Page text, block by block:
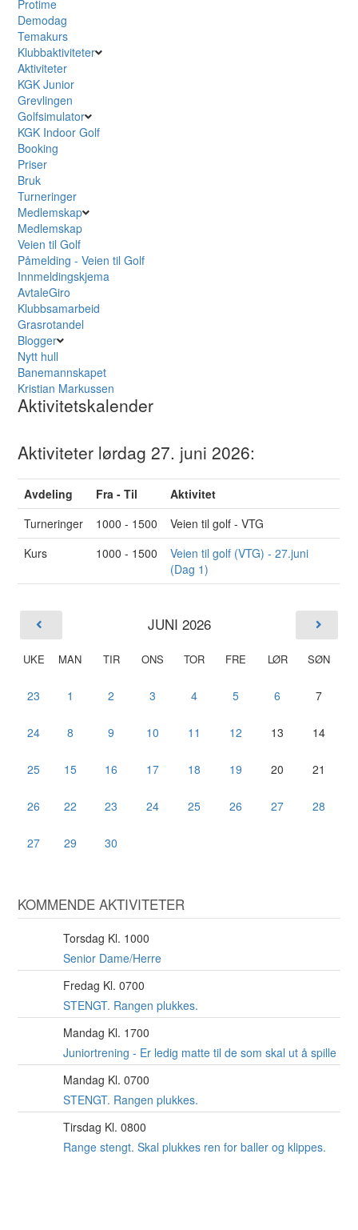
Protime
Demodag
Temakurs
Klubbaktiviteter
Aktiviteter
KGK Junior
Grevlingen
Golfsimulator
KGK Indoor Golf
Booking
Priser
Bruk
Turneringer
Medlemskap
Medlemskap
Veien til Golf
Påmelding - Veien til Golf
Innmeldingskjema
AvtaleGiro
Klubbsamarbeid
Grasrotandel
Blogger
Nytt hull
Banemannskapet
Kristian Markussen
Aktivitetskalender
Aktiviteter lørdag 27. juni 2026:
Avdeling Fra - Til
Aktivitet
Turneringer
1000 - 1500
Veien til golf - VTG
Kurs
1000 - 1500
Veien til golf (VTG) - 27.juni
(Dag 1)
JUNI 2026
UKE MAN TIR ONS TOR FRE LØR SØN
23 1 2 3 4 5 6 7
24 8 9 10 11 12 13 14
25 15 16 17 18 19 20 21
26 22 23 24 25 26 27 28
27 29 30
KOMMENDE AKTIVITETER
Torsdag Kl. 1000
Senior Dame/Herre
Fredag Kl. 0700
STENGT. Rangen plukkes.
Mandag Kl. 1700
Juniortrening - Er ledig matte til de som skal ut å spille
Mandag Kl. 0700
STENGT. Rangen plukkes.
Tirsdag Kl. 0800
Range stengt. Skal plukkes ren for baller og klippes.